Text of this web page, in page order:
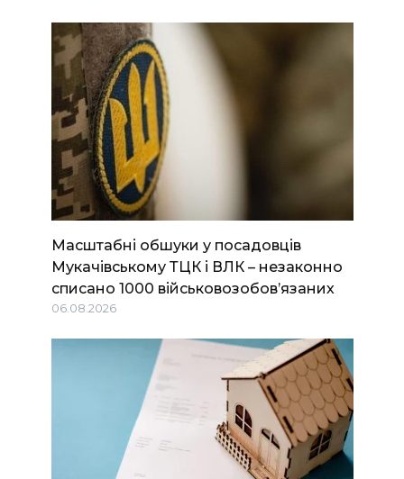
Масштабні обшуки у посадовців
Мукачівському ТЦК і ВЛК – незаконно
списано 1000 військовозобов’язаних
06.08.2026